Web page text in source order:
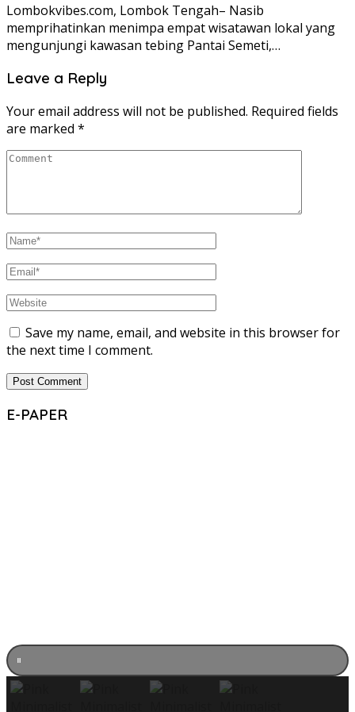
Lombokvibes.com, Lombok Tengah– Nasib
memprihatinkan menimpa empat wisatawan lokal yang
mengunjungi kawasan tebing Pantai Semeti,…
Leave a Reply
Your email address will not be published. Required fields
are marked *
Save my name, email, and website in this browser for
the next time I comment.
E-PAPER